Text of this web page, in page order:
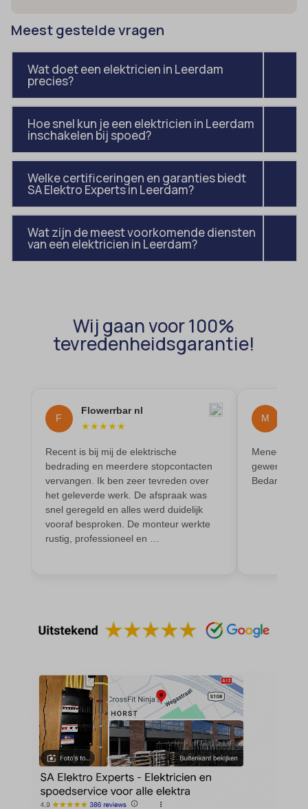
Meest gestelde vragen
Wat doet een elektricien in Leerdam
precies?
Hoe snel kun je een elektricien in Leerdam
inschakelen bij spoed?
Welke certificeringen en garanties biedt
SA Elektro Experts in Leerdam?
Wat zijn de meest voorkomende diensten
van een elektricien in Leerdam?
Wij gaan voor 100%
tevredenheidsgarantie!
F
Flowerrbar nl
★★★★★
Recent is bij mij de elektrische
bedrading en meerdere stopcontacten
vervangen. Ik ben zeer tevreden over
het geleverde werk. De afspraak was
snel geregeld en alles werd duidelijk
vooraf besproken. De monteur werkte
rustig, professioneel en …
M
Meneer
gewerkt en
Bedankt
et-pb-recent-items-colors
gdpr_consent
googtrans
gt_auto_switch
intercom-id-*
intercom-session-*
sessionId
wp-settings-*
av_tunnel
blocksy_cookies_consent_accepted
borlabs-cookie
cato_fw_inet
cb-enabled
cookie_permission_granted
cookie-*
cookies_accepted
cookiesEnabled
et-recommend-sync-post-*
euCookie
ext_name
ezTOC_hidetoc-0
i18next
kconsent
MicrosoftApplicationsTelemetryFirstLaunchTime
popupShow
SameSite
sensorsdata2015jssdkcross
snconsent
ssm_au_c